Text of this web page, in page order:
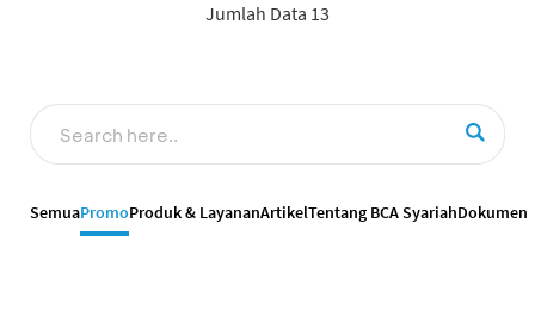
Jumlah Data 13
SemuaPromoProduk & LayananArtikelTentang BCA SyariahDokumen